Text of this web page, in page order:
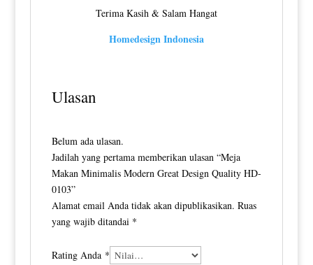
Terima Kasih & Salam Hangat
Homedesign Indonesia
Ulasan
Belum ada ulasan.
Jadilah yang pertama memberikan ulasan “Meja
Makan Minimalis Modern Great Design Quality HD-
0103”
Alamat email Anda tidak akan dipublikasikan. Ruas
yang wajib ditandai *
Rating Anda *